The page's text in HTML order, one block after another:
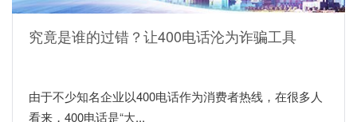
究竟是谁的过错？让400电话沦为诈骗工具
由于不少知名企业以400电话作为消费者热线，在很多人
看来，400电话是“大...